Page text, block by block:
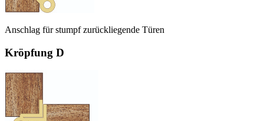
Anschlag für stumpf zurückliegende Türen
Kröpfung D